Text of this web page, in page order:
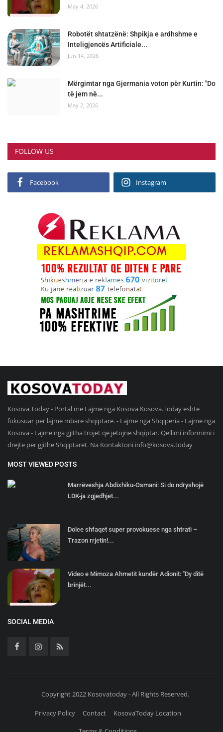
May 4, 2026
Robotët shtatzënë: Shpikja e ardhshme e
Inteligjencës Artificiale...
Jun 14, 2026
Mërgimtar nga Gjermania voton për Kurtin: "Do
të jem në...
May 2, 2026
FOLLOW US
Facebook Instagram
Kosova.Today - Portal me Lajme nga Kosova Kosova.Today eshte
fokusuar per lajme mbare shqiptare. - Lajme nga Shqiperia - Lajme nga
Kosova - Lajme nga gjitha trojet qe jetojne shqiptar. Qellimi informimi i
drejte per gjithe Shqiptaret. Na Kontaktoni info@kosova.today
MOST VIEWED POSTS
Marrëveshja Abdixhiku-Osmani: Si do ndryshojë
LDK-ja zgjedhjet...
Dolce shfaqet super provokuese nga shtrati –
Trazon rrjetin!...
Video e Mimoza Ahmetit kundër Adionit: "Dy ditë
brinjët...
SOCIAL MEDIA
Copyright 2022 Kosovatoday - All Rights Reserved.
Privacy Policy Contact
KosovaToday Location